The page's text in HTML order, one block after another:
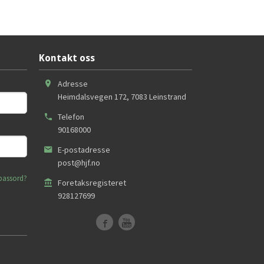
Kontakt oss
Adresse
Heimdalsvegen 172, 7083 Leinstrand
Telefon
90168000
E-postadresse
post@hjf.no
Foretaksregisteret
928127699